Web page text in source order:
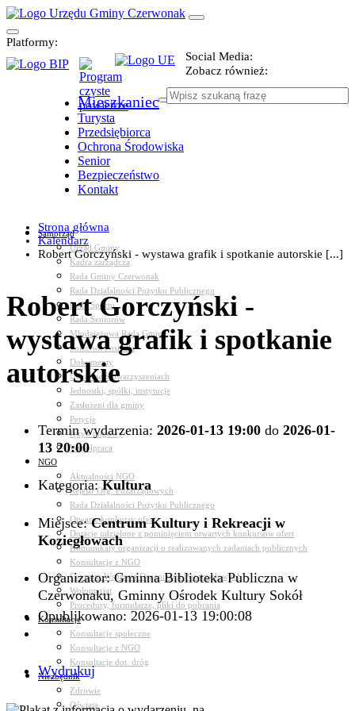
Platformy:
Social Media:
Zobacz również:
Mieszkaniec
Turysta
Przedsiębiorca
Ochrona Środowiska
Senior
Bezpieczeństwo
Kontakt
Samorząd
Urząd Gminy
Kadra zarządcza
Rada Gminy Czerwonak
Rada Działalności Pożytku Publicznego
Rada Sportu
Rada Seniorów
Młodzieżowa Rada Gminy
Sołectwa i osiedla
Dokumenty
Udział w Stowarzyszeniach
Jednostki, spółki, instytucje
Zasłużeni dla gminy
Petycje
Język migowy
Współpraca
NGO
Aktualności NGO
Rejestr Org. Pozarządowych
Rada Działalności Pożytku Publicznego
Otwarte konkursy ofert
Dotacje udzielone z pominięciem otwartych konkursów ofert
Komunikaty organizacji o realizowanych zadaniach publicznych
Konsultacje z NGO
Centrum Wsparcia Organizacji Pozarządowych
Wolontariat
Procedury, formularze, pliki do pobrania
Konsultacje
Konsultacje społeczne
Konsultacje z NGO
Konsultacje dot. dróg
Niezbędnik
Zdrowie
Oświata
Strona główna
Kalendarz
Robert Gorczyński - wystawa grafik i spotkanie autorskie [...]
Robert Gorczyński -
wystawa grafik i spotkanie
autorskie
Termin wydarzenia: 2026-01-13 19:00 do 2026-01-
13 20:00
Kategoria:Kultura
Miejsce:Centrum Kultury i Rekreacji w
Koziegłowach
Organizator: Gminna Biblioteka Publiczna w
Czerwonaku, Gminny Ośrodek Kultury Sokół
Opublikowano: 2026-01-13 19:00:08
Wydrukuj